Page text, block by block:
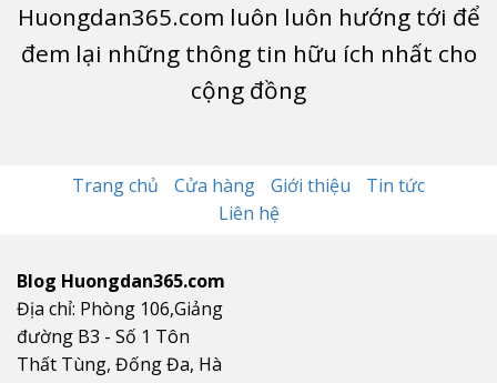
Huongdan365.com luôn luôn hướng tới để
đem lại những thông tin hữu ích nhất cho
cộng đồng
Trang chủ Cửa hàng Giới thiệu
Tin tức
Liên hệ
Blog Huongdan365.com
Địa chỉ: Phòng 106,Giảng
đường B3 - Số 1 Tôn
Thất Tùng, Đống Đa, Hà